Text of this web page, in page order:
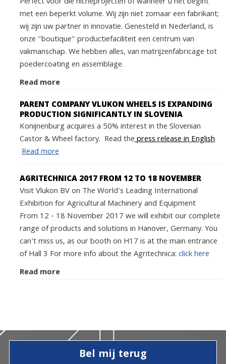
met een beperkt volume. Wij zijn niet zomaar een fabrikant;
wij zijn uw partner in innovatie. Genesteld in Nederland, is
onze "boutique" productiefaciliteit een centrum van
vakmanschap. We hebben alles, van matrijzenfabricage tot
poedercoating en assemblage.
Read more
PARENT COMPANY VLUKON WHEELS IS EXPANDING
PRODUCTION SIGNIFICANTLY IN SLOVENIA
Konijnenburg acquires a 50% interest in the Slovenian
Castor & Wheel factory. Read thepress release in English
Read more
AGRITECHNICA 2017 FROM 12 TO 18 NOVEMBER
Visit Vlukon BV on The World's Leading International
Exhibition for Agricultural Machinery and Equipment
From 12 - 18 November 2017 we will exhibit our complete
range of products and solutions in Hanover, Germany. You
can't miss us, as our booth on H17 is at the main entrance
of Hall 3 For more info about the Agritechnica:click here
Read more
Bel mij terug